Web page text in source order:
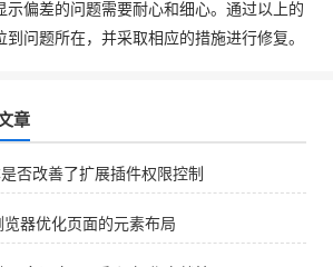
示偏差的问题需要耐心和细心。通过以上的
问题所在，并采取相应的措施进行修复。
章
否改善了扩展插件权限控制
览器优化页面的元素布局